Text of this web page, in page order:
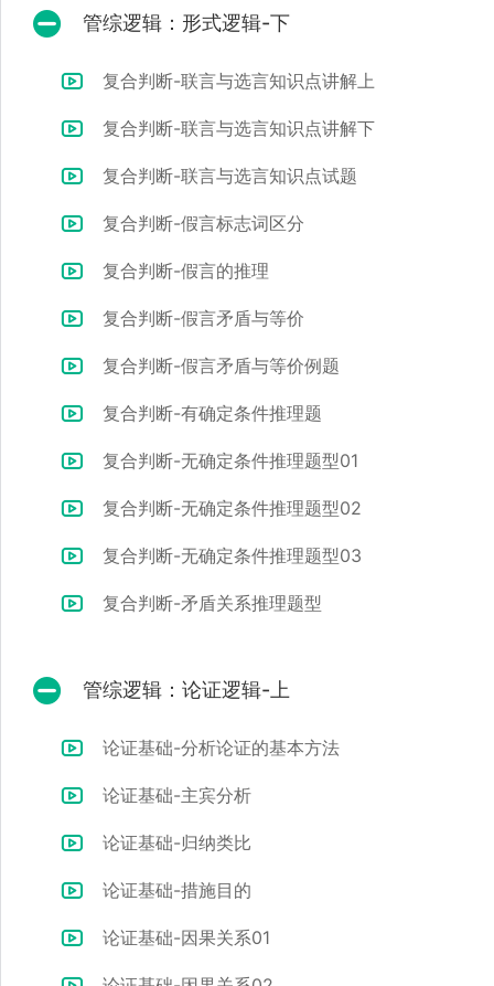
管综逻辑：形式逻辑-下
复合判断-联言与选言知识点讲解上
复合判断-联言与选言知识点讲解下
复合判断-联言与选言知识点试题
复合判断-假言标志词区分
复合判断-假言的推理
复合判断-假言矛盾与等价
复合判断-假言矛盾与等价例题
复合判断-有确定条件推理题
复合判断-无确定条件推理题型01
复合判断-无确定条件推理题型02
复合判断-无确定条件推理题型03
复合判断-矛盾关系推理题型
管综逻辑：论证逻辑-上
论证基础-分析论证的基本方法
论证基础-主宾分析
论证基础-归纳类比
论证基础-措施目的
论证基础-因果关系01